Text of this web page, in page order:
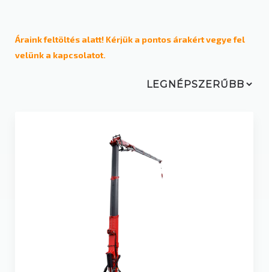
Dizel
Elektromos
Áraink feltöltés alatt! Kérjük a pontos árakért vegye fel
velünk a kapcsolatot.